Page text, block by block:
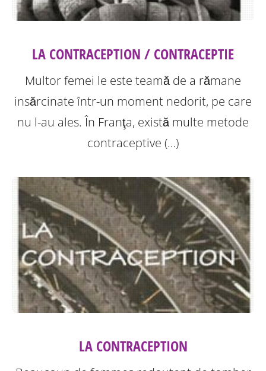
LA CONTRACEPTION / CONTRACEPTIE
Multor femei le este teamă de a rămane
insărcinate într-un moment nedorit, pe care
nu l-au ales. În Franţa, există multe metode
contraceptive (…)
LA CONTRACEPTION